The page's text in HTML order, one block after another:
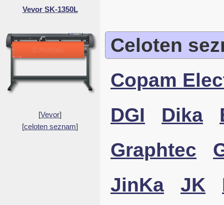
Vevor SK-1350L
[Vevor]
[celoten seznam]
Celoten
Copam
DGI
Dika
Graphtec
JinKa
JK